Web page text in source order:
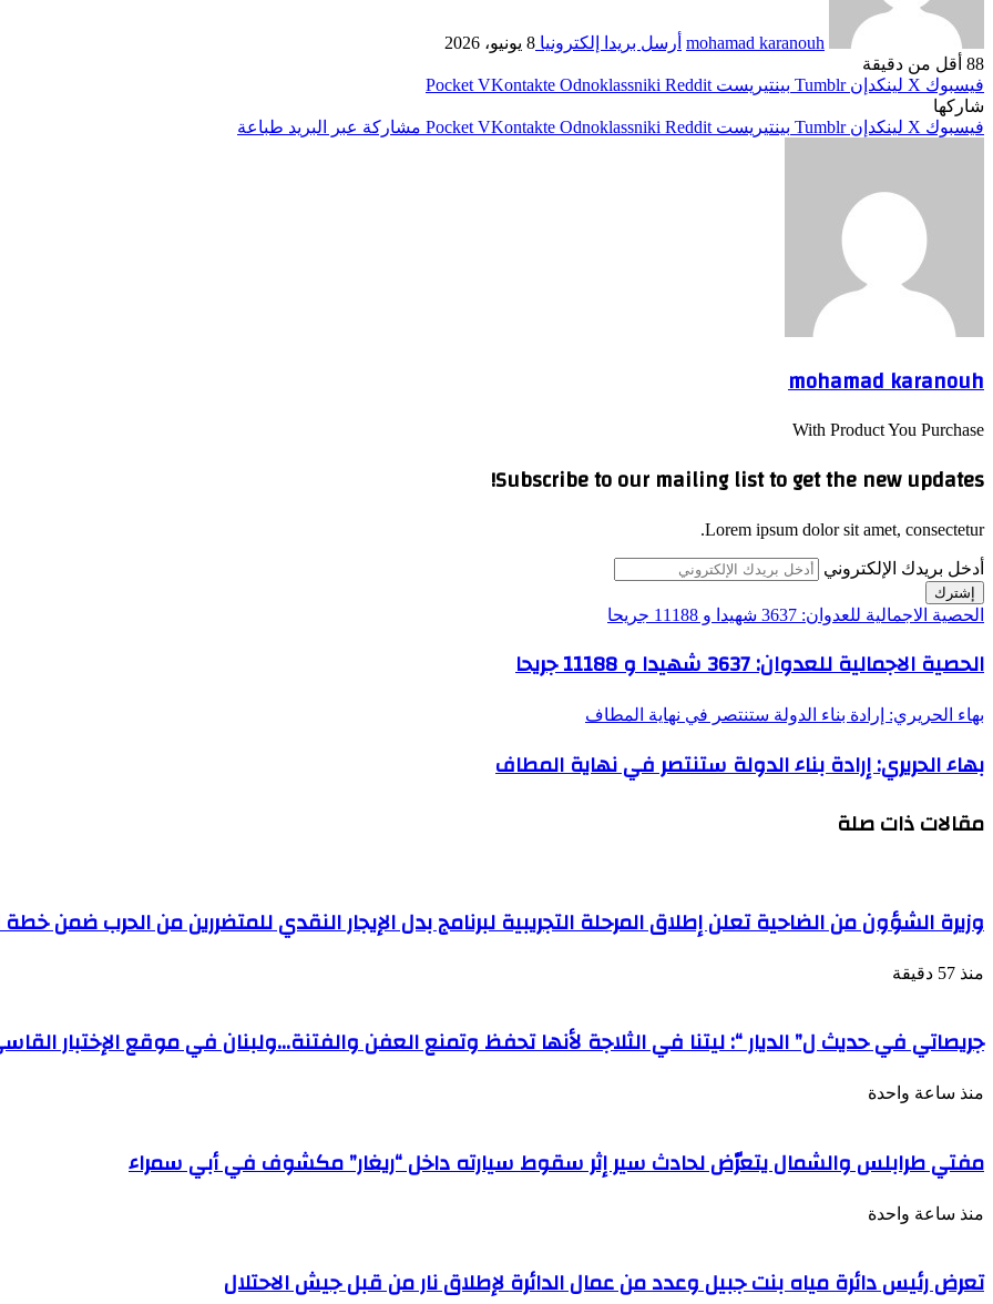
mohamad karanouh أرسل بريدا إلكترونيا 8 يونيو، 2026
88 أقل من دقيقة
فيسبوك ‫X لينكدإن بينتيريست Odnoklassniki
‫Pocket
شاركها
فيسبوك ‫X لينكدإن بينتيريست Odnoklassniki
‫Pocket مشاركة عبر البريد طباعة
mohamad karanouh
With Product You Purchase
Subscribe to our mailing list to get the new updates!
Lorem ipsum dolor sit amet, consectetur.
أدخل بريدك الإلكتروني
الحصية الاجمالية للعدوان: 3637 شهيدا و 11188 جريحا
الحصية الاجمالية للعدوان: 3637 شهيدا و 11188 جريحا
بهاء الحريري: إرادة بناء الدولة ستنتصر في نهاية المطاف
بهاء الحريري: إرادة بناء الدولة ستنتصر في نهاية المطاف
مقالات ذات صلة
وزيرة الشؤون من الضاحية تعلن إطلاق المرحلة التجريبية لبرنامج بدل الإيجار النقدي للمتضررين من الحرب ضمن
منذ 57 دقيقة
جريصاتي في حديث ل” الديار “: ليتنا في الثلاجة لأنها تحفظ وتمنع العفن والفتنة…ولبنان في موقع الإختبار
منذ ساعة واحدة
مفتي طرابلس والشمال يتعرّض لحادث سير إثر سقوط سيارته داخل “ريغار” مكشوف في أبي سمراء
منذ ساعة واحدة
تعرض رئيس دائرة مياه بنت جبيل وعدد من عمال الدائرة لإطلاق نار من قبل جيش الاحتلال